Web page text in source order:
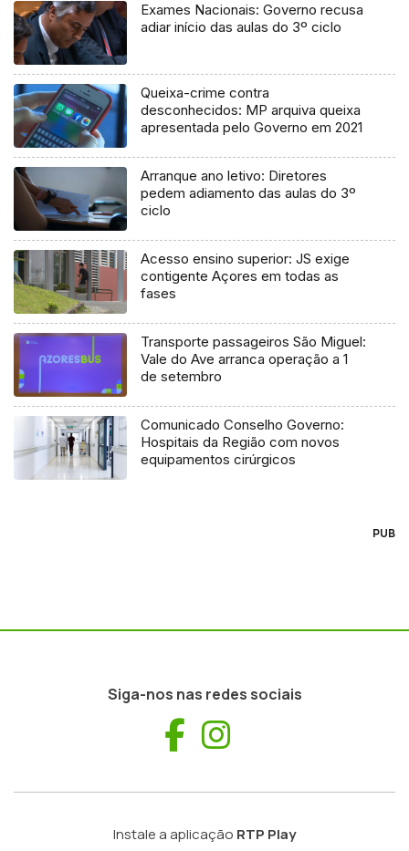
Exames Nacionais: Governo recusa
adiar início das aulas do 3º ciclo
Queixa-crime contra
desconhecidos: MP arquiva queixa
apresentada pelo Governo em 2021
Arranque ano letivo: Diretores
pedem adiamento das aulas do 3º
ciclo
Acesso ensino superior: JS exige
contigente Açores em todas as
fases
Transporte passageiros São Miguel:
Vale do Ave arranca operação a 1
de setembro
Comunicado Conselho Governo:
Hospitais da Região com novos
equipamentos cirúrgicos
PUB
Siga-nos nas redes sociais
Facebook
Instale a aplicação RTP Play